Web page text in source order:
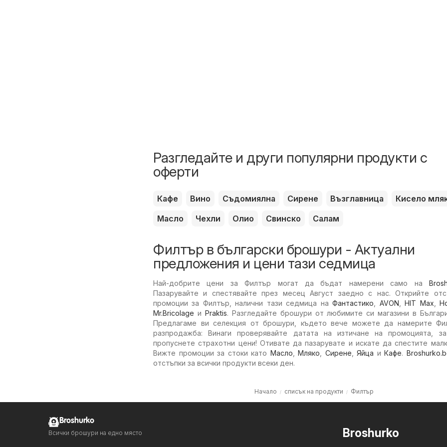
Разгледайте и други популярни продукти с
оферти
Кафе Вино Съдомиялна Сирене Възглавница
Кисело
Масло
Чехли Олио Свинско Салам
Филтър в български брошури - Актуални
предложения и цени тази седмица
Най-добрите цени за Филтър могат да бъдат намерени само на
Пазарувайте и спестявайте през месец Август заедно с нас. Открийте
промоции за Филтър, налични тази седмица наФантастико AVON ,HIT Max ,
Mr.Bricolage и Praktis. Разгледайте брошури от любимите си магазини в
Предлагаме ви селекция от брошури, където вече можете да намерите
разпродажба: Винаги проверявайте датата на изтичане на промоцията,
пропуснете страхотни цени! Отивате да пазарувате и искате да спестите
Вижте промоции за стоки като Масло Мляко Сирене Яйца и Кафе.
отстъпки за всички продукти всеки ден.
Начало списък на продукти Филтър
Broshurko
Broshurko
Всички брошури на едно място